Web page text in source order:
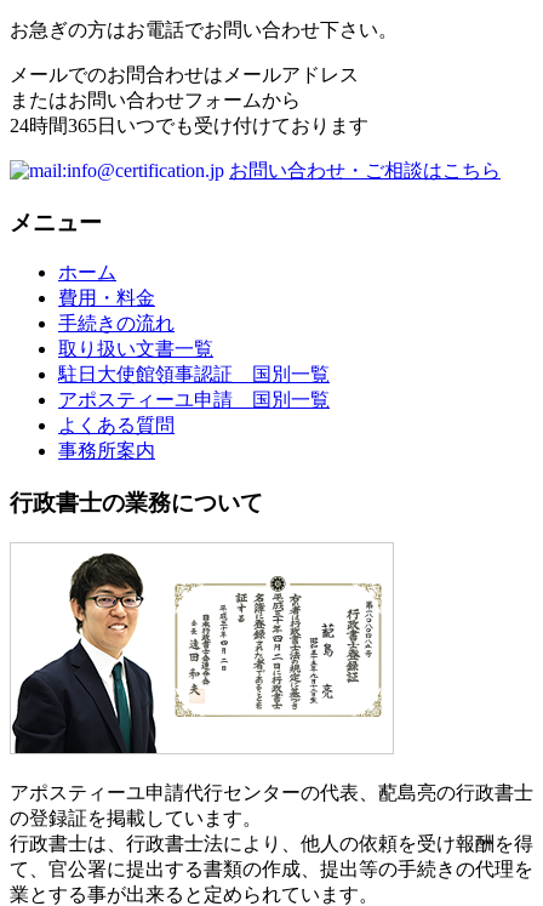
お急ぎの方はお電話でお問い合わせ下さい。
メールでのお問合わせはメールアドレス
またはお問い合わせフォームから
24時間365日いつでも受け付けております
お問い合わせ・ご相談はこちら
メニュー
ホーム
費用・料金
手続きの流れ
取り扱い文書一覧
駐日大使館領事認証 国別一覧
アポスティーユ申請 国別一覧
よくある質問
事務所案内
行政書士の業務について
アポスティーユ申請代行センターの代表、蓜島亮の行政書士
の登録証を掲載しています。
行政書士は、行政書士法により、他人の依頼を受け報酬を得
て、官公署に提出する書類の作成、提出等の手続きの代理を
業とする事が出来ると定められています。